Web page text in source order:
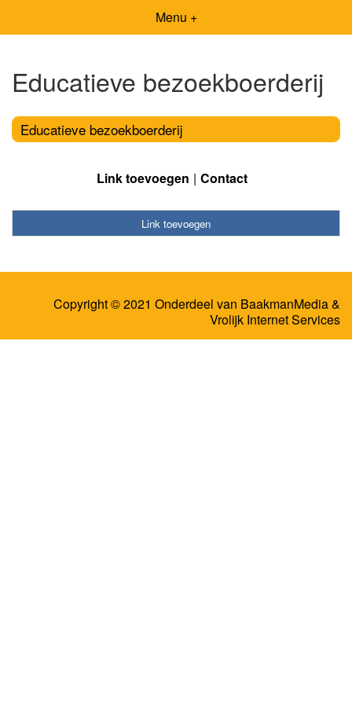
Menu +
Educatieve bezoekboerderij
Educatieve bezoekboerderij
Link toevoegen Contact
Link toevoegen
Copyright © 2021 Onderdeel van BaakmanMedia&
Vrolijk Internet Services